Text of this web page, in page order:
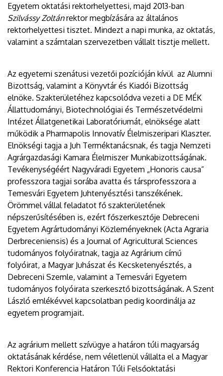
Egyetem oktatási rektorhelyettesi, majd 2013-ban
Szilvássy Zoltánrektor megbízására az általános
rektorhelyettesi tisztet. Mindezt a napi munka, az oktatás,
valamint a számtalan szervezetben vállalt tisztje mellett.
Az egyetemi szenátusi vezetői pozícióján kívül az Alumni
Bizottság, valamint a Könyvtár és Kiadói Bizottság
elnöke. Szakterületéhez kapcsolódva vezeti a DE MÉK
Állattudományi, Biotechnológiai és Természetvédelmi
Intézet Állatgenetikai Laboratóriumát, elnöksége alatt
működik a Pharmapolis Innovatív Élelmiszeripari Klaszter.
Elnökségi tagja a Juh Terméktanácsnak, és tagja Nemzeti
Agrárgazdasági Kamara Élelmiszer Munkabizottságának.
Tevékenységéért Nagyváradi Egyetem „Honoris causa”
professzora tagjai sorába avatta és társprofesszora a
Temesvári Egyetem Juhtenyésztési tanszékének.
Örömmel vállal feladatot fő szakterületének
népszerűsítésében is, ezért főszerkesztője Debreceni
Egyetem Agrártudományi Közleményeknek (Acta Agraria
Derbreceniensis) és a Journal of Agricultural Sciences
tudományos folyóiratnak, tagja az Agrárium című
folyóirat, a Magyar Juhászat és Kecsketenyésztés, a
Debreceni Szemle, valamint a Temesvári Egyetem
tudományos folyóirata szerkesztő bizottságának. A Szent
László emlékévvel kapcsolatban pedig koordinálja az
egyetem programjait.
Az agrárium mellett szívügye a határon túli magyarság
oktatásának kérdése, nem véletlenül vállalta el a Magyar
Rektori Konferencia Határon Túli Felsőoktatási